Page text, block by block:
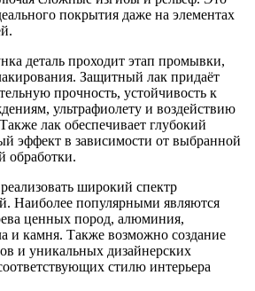
покрытия даже на элементах
деталь проходит этап промывки,
Защитный лак придаёт
прочность, устойчивость к
ультрафиолету и воздействию
лак обеспечивает глубокий
эффект в зависимости от выбранной
обработки.
широкий спектр
Наиболее популярными являются
ценных пород, алюминия,
и камня. Также возможно создание
и уникальных дизайнерских
стилю интерьера